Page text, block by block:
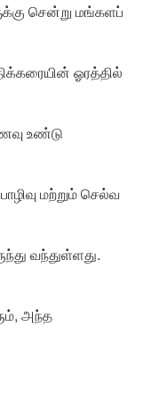
சென்று மங்களப்
ஓரத்தில்
உண்டு
மற்றும் செல்வ
வந்துள்ளது.
அந்த